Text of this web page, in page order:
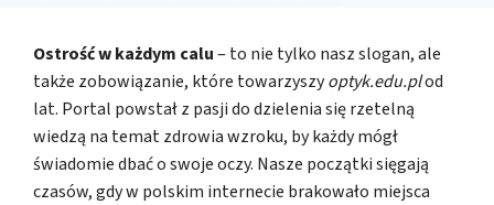
Ostrość w każdym calu– to nie tylko nasz slogan, ale
także zobowiązanie, które towarzyszyoptyk.edu.plod
lat. Portal powstał z pasji do dzielenia się rzetelną
wiedzą na temat zdrowia wzroku, by każdy mógł
świadomie dbać o swoje oczy. Nasze początki sięgają
czasów, gdy w polskim internecie brakowało miejsca